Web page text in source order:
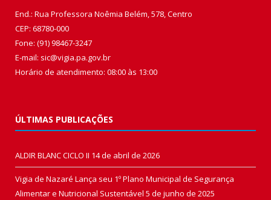
End.: Rua Professora Noêmia Belém, 578, Centro
CEP: 68780-000
Fone: (91) 98467-3247
E-mail: sic@vigia.pa.gov.br
Horário de atendimento: 08:00 às 13:00
ÚLTIMAS PUBLICAÇÕES
ALDIR BLANC CICLO II 14 de abril de 2026
Vigia de Nazaré Lança seu 1º Plano Municipal de Segurança
Alimentar e Nutricional Sustentável 5 de junho de 2025